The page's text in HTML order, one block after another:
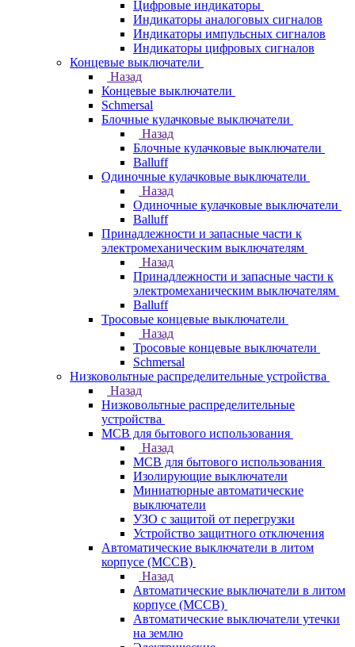
Цифровые индикаторы
Индикаторы аналоговых сигналов
Индикаторы импульсных сигналов
Индикаторы цифровых сигналов
Концевые выключатели
Назад
Концевые выключатели
Schmersal
Блочные кулачковые выключатели
Назад
Блочные кулачковые выключатели
Balluff
Одиночные кулачковые выключатели
Назад
Одиночные кулачковые выключатели
Balluff
Принадлежности и запасные части к
электромеханическим выключателям
Назад
Принадлежности и запасные части к
электромеханическим выключателям
Balluff
Тросовые концевые выключатели
Назад
Тросовые концевые выключатели
Schmersal
Низковольтные распределительные устройства
Назад
Низковольтные распределительные
устройства
MCB для бытового использования
Назад
MCB для бытового использования
Изолирующие выключатели
Миниатюрные автоматические
выключатели
УЗО с защитой от перегрузки
Устройство защитного отключения
Автоматические выключатели в литом
корпусе (MCCB)
Назад
Автоматические выключатели в литом
корпусе (MCCB)
Автоматические выключатели утечки
на землю